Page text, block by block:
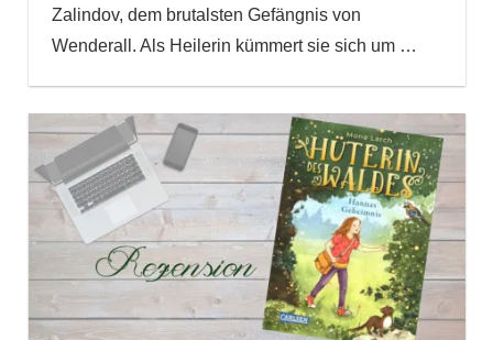
Zalindov, dem brutalsten Gefängnis von
Wenderall. Als Heilerin kümmert sie sich um …